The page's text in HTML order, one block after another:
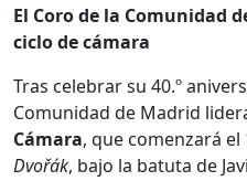
El Coro de la Comunidad
ciclo de cámara
Tras celebrar su 40.º
Comunidad de Madrid
Cámara, que comenzará
Dvořák, bajo la batuta de